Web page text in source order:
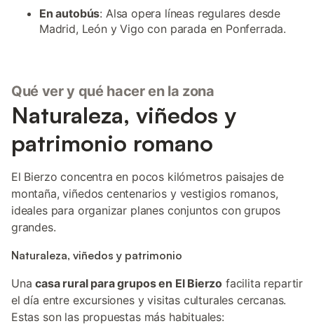
En autobús: Alsa opera líneas regulares desde
Madrid, León y Vigo con parada en Ponferrada.
Qué ver y qué hacer en la zona
Naturaleza, viñedos y
patrimonio romano
El Bierzo concentra en pocos kilómetros paisajes de
montaña, viñedos centenarios y vestigios romanos,
ideales para organizar planes conjuntos con grupos
grandes.
Naturaleza, viñedos y patrimonio
Unacasa rural para grupos en El Bierzo facilita repartir
el día entre excursiones y visitas culturales cercanas.
Estas son las propuestas más habituales: